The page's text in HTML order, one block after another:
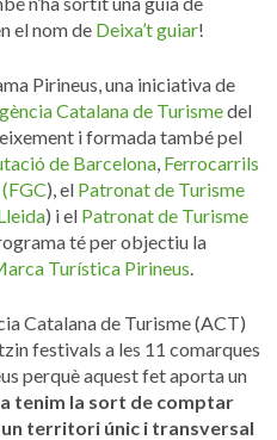
el nom de Deixa’t guiar!
Pirineus, una iniciativa de
Catalana de Turismedel
i formada també pel
de Barcelona, Ferrocarrils
), el Patronat de Turisme
) i el Patronat de Turisme
té per objectiu la
Turística Pirineus.
Catalana de Turisme (ACT)
festivals a les 11 comarques
perquè aquest fet aporta un
tenim la sort de comptar
un territori únic i transversal